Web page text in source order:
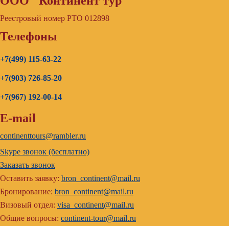
Реестровый номер РТО 012898
Телефоны
+7(499) 115-63-22
+7(903) 726-85-20
+7(967) 192-00-14
E-mail
continenttours@rambler.ru
Skype звонок (бесплатно)
Заказать звонок
Оставить заявку: bron_continent@mail.ru
Бронирование: bron_continent@mail.ru
Визовый отдел: visa_continent@mail.ru
Общие вопросы: continent-tour@mail.ru